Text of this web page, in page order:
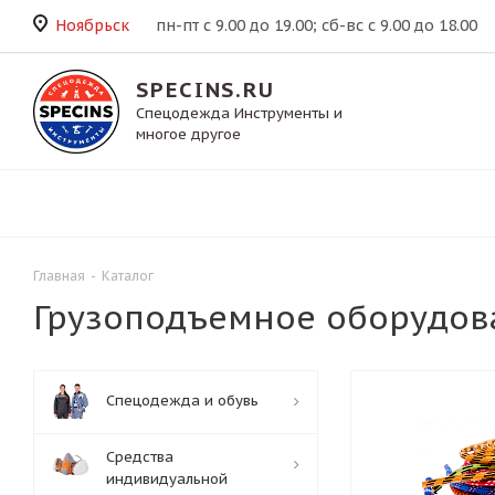
Ноябрьск пн-пт с 9.00 до 19.00; сб-вс с 9.00 до 18.00
SPECINS.RU
Спецодежда Инструменты и
многое другое
Главная - Каталог
Грузоподъемное
Спецодежда и обувь
Средства
индивидуальной